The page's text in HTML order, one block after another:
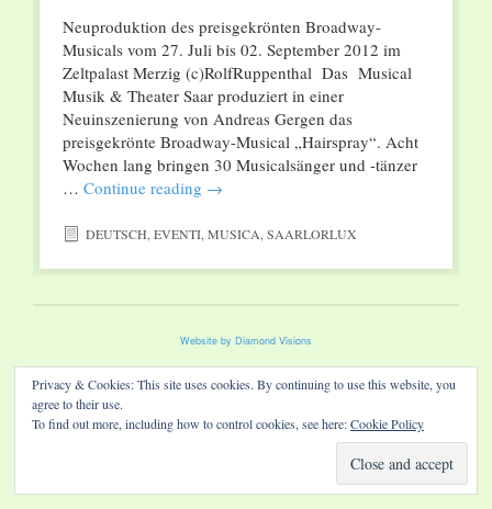
Neuproduktion des preisgekrönten Broadway-
Musicals vom 27. Juli bis 02. September 2012 im
Zeltpalast Merzig (c)RolfRuppenthal Das Musical
Musik & Theater Saar produziert in einer
Neuinszenierung von Andreas Gergen das
preisgekrönte Broadway-Musical „Hairspray“. Acht
Wochen lang bringen 30 Musicalsänger und -tänzer
… Continue reading →
DEUTSCH,EVENTI,MUSICA,SAARLORLUX
Website by Diamond Visions
Privacy & Cookies: This site uses cookies. By continuing to use this website, you
agree to their use.
To find out more, including how to control cookies, see here:Cookie Policy